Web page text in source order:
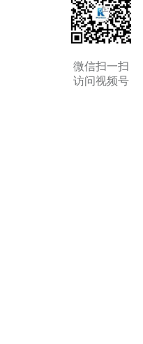
微信扫一扫
访问视频号